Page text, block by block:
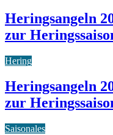
Heringsangeln
zur
Hering
Heringsangeln
zur
Saisonales